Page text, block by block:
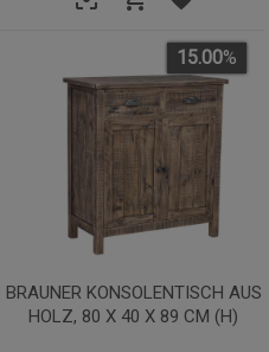
BRAUNER KONSOLENTISCH AUS
HOLZ, 80 X 40 X 89 CM (H)
15.00%